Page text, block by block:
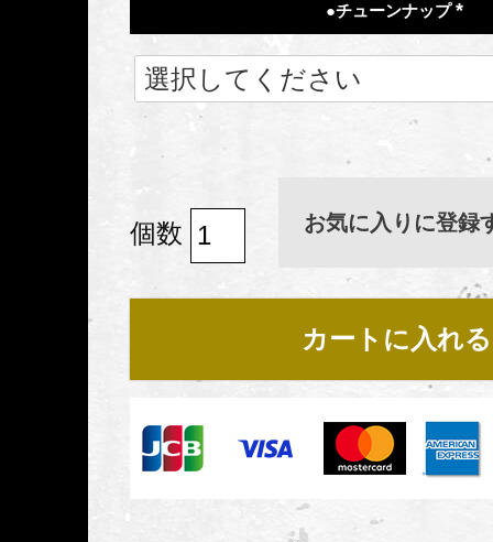
●チューンナップ
須
お気に入りに登録
カートに入れる